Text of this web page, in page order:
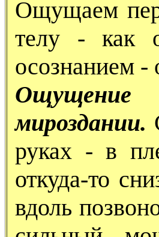
Ощущаем
телу - как
осознанием
Ощущение
мироздании.
руках - в
откуда-то
вдоль